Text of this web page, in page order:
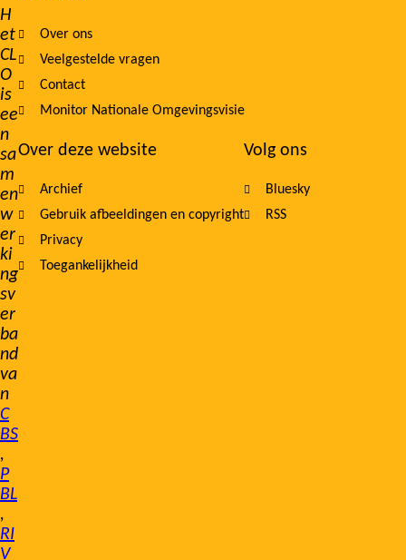
H
et
CL
O
is
ee
n
sa
m
en
w
er
ki
ng
sv
er
ba
nd
va
n
C
BS
,
P
BL
,
RI
V
Footer
navigation
Over ons
Veelgestelde vragen
Contact
Monitor Nationale Omgevingsvisie
Over deze website
Archief
Gebruik afbeeldingen en copyright
Privacy
Toegankelijkheid
Volg ons
Bluesky
RSS